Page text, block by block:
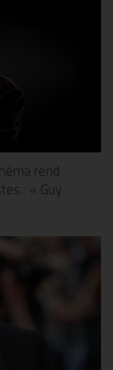
rend
: « Guy